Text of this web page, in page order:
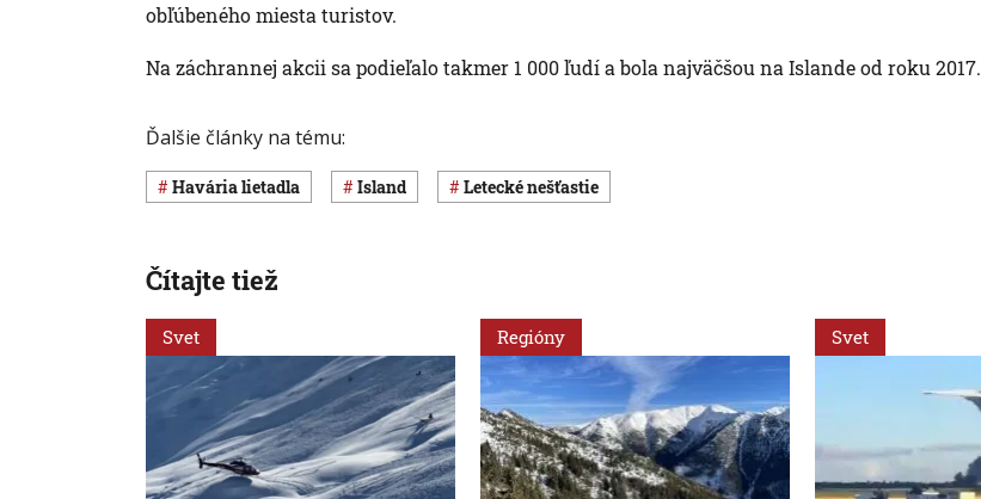
obľúbeného miesta turistov.
Na záchrannej akcii sa podieľalo takmer 1 000 ľudí a bola najväčšou na Islande od roku 2017.
Ďalšie články na tému:
havária lietadla Island letecké nešťastie
Čítajte tiež
Svet Regióny Svet